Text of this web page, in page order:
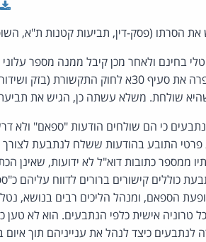
הסרתו (פסק-דין, תביעות קטנות ת"א,
ספר דיגיטלי בחינם ולאחר מכן קיבל ממנה מספר
שולחת. משלא עשתה כן, הגיש את
כי הם שולחים הודעות "ספאם" ולא
פרטי התובע בהודעות ששלח לנתבעת
ממספר כתובות דוא"ל לא ידועות, שאינן
כוללים קישורים ברורים לדווח עליהם
הספאם, ומנהל הליכים רבים בנושא,
טרוניה אישית כלפי הנתבעים. הוא לא טען
כיצד לנהל את ענייניהם תוך